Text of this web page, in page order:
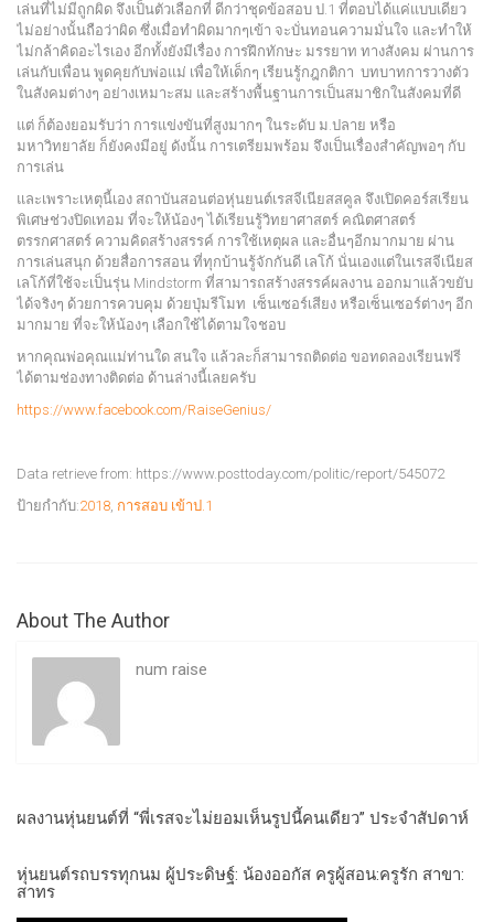
เล่นที่ไม่มีถูกผิด จึงเป็นตัวเลือกที่ ดีกว่าชุดข้อสอบ ป.1 ที่ตอบได้แค่แบบเดียว
ไม่อย่างนั้นถือว่าผิด ซึ่งเมื่อทำผิดมากๆเข้า จะบั่นทอนความมั่นใจ และทำให้
ไม่กล้าคิดอะไรเอง อีกทั้งยังมีเรื่อง การฝึกทักษะ มรรยาท ทางสังคม ผ่านการ
เล่นกับเพื่อน พูดคุยกับพ่อแม่ เพื่อให้เด็กๆ เรียนรู้กฎกติกา บทบาทการวางตัว
ในสังคมต่างๆ อย่างเหมาะสม และสร้างพื้นฐานการเป็นสมาชิกในสังคมที่ดี
แต่ ก็ต้องยอมรับว่า การแข่งขันที่สูงมากๆ ในระดับ ม.ปลาย หรือ
มหาวิทยาลัย ก็ยังคงมีอยู่ ดังนั้น การเตรียมพร้อม จึงเป็นเรื่องสำคัญพอๆ กับ
การเล่น
และเพราะเหตุนี้เอง สถาบันสอนต่อหุ่นยนต์เรสจีเนียสสคูล จึงเปิดคอร์สเรียน
พิเศษช่วงปิดเทอม ที่จะให้น้องๆ ได้เรียนรู้วิทยาศาสตร์ คณิตศาสตร์
ตรรกศาสตร์ ความคิดสร้างสรรค์ การใช้เหตุผล และอื่นๆอีกมากมาย ผ่าน
การเล่นสนุก ด้วยสื่อการสอน ที่ทุกบ้านรู้จักกันดี เลโก้ นั่นเองแต่ในเรสจีเนียส
เลโก้ที่ใช้จะเป็นรุ่น Mindstorm ที่สามารถสร้างสรรค์ผลงาน ออกมาแล้วขยับ
ได้จริงๆ ด้วยการควบคุม ด้วยปุ่มรีโมท เซ็นเซอร์เสียง หรือเซ็นเซอร์ต่างๆ อีก
มากมาย ที่จะให้น้องๆ เลือกใช้ได้ตามใจชอบ
หากคุณพ่อคุณแม่ท่านใด สนใจ แล้วละก็สามารถติดต่อ ขอทดลองเรียนฟรี
ได้ตามช่องทางติดต่อ ด้านล่างนี้เลยครับ
https://www.facebook.com/RaiseGenius/
Data retrieve from: https://www.posttoday.com/politic/report/545072
ป้ายกำกับ:2018, การสอบ เข้าป.1
About The Author
num raise
ผลงานหุ่นยนต์ที่ “พี่เรสจะไม่ยอมเห็นรูปนี้คนเดียว” ประจำสัปดาห์
หุ่นยนต์รถบรรทุกนม ผู้ประดิษฐ์: น้องออกัส ครูผู้สอน:ครูรัก สาขา:
สาทร